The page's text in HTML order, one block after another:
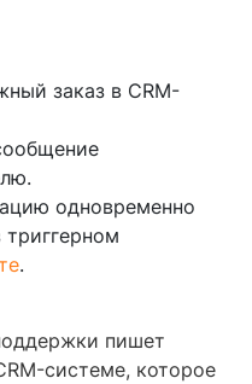
заказ в CRM-
одновременно
триггерном
.
пишет
системе, которое